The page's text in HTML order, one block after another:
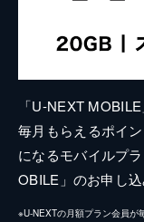
「U-NEXT
毎月もらえるポイ
になるモバイルプ
OBILE」のお申し込
※U-NEXTの月額プラン会員